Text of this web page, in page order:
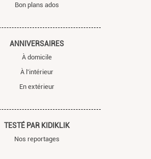
Bon plans ados
ANNIVERSAIRES
À domicile
À l'intérieur
En extérieur
TESTÉ PAR KIDIKLIK
Nos reportages